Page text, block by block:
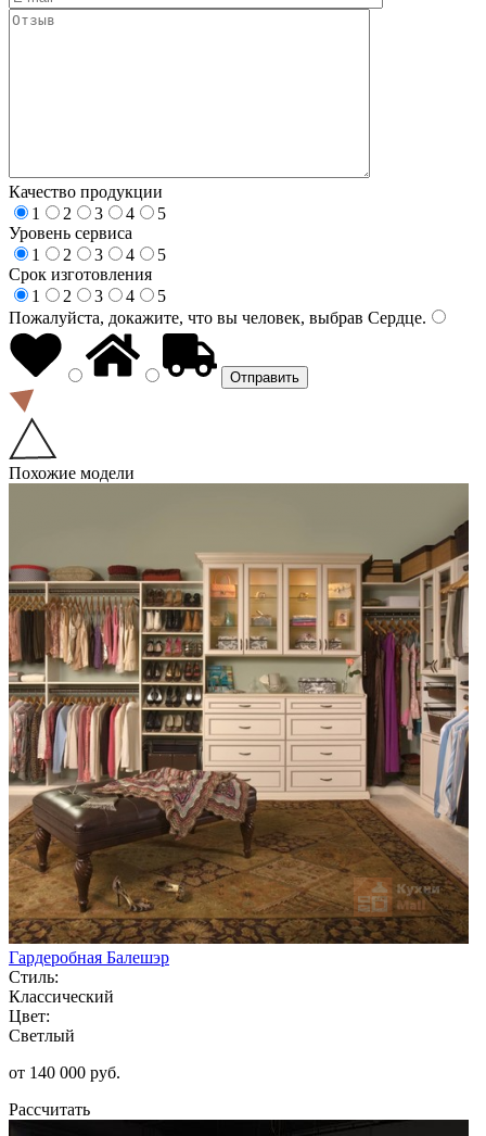
Качество продукции
1
2 3 4
5
Уровень сервиса
1
2 3 4
5
Срок изготовления
1
2 3 4
5
Пожалуйста, докажите, что вы человек, выбрав Сердце.
Похожие модели
Гардеробная Балешэр
Стиль:
Классический
Цвет:
Светлый
от 140 000 руб.
Рассчитать